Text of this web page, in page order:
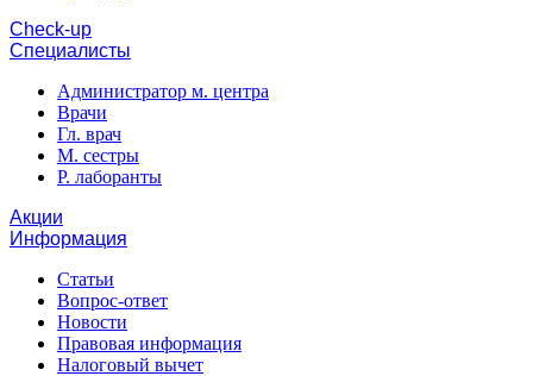
Cheсk-up
Специалисты
Администратор м. центра
Врачи
Гл. врач
М. сестры
Р. лаборанты
Акции
Информация
Статьи
Вопрос-ответ
Новости
Правовая информация
Налоговый вычет